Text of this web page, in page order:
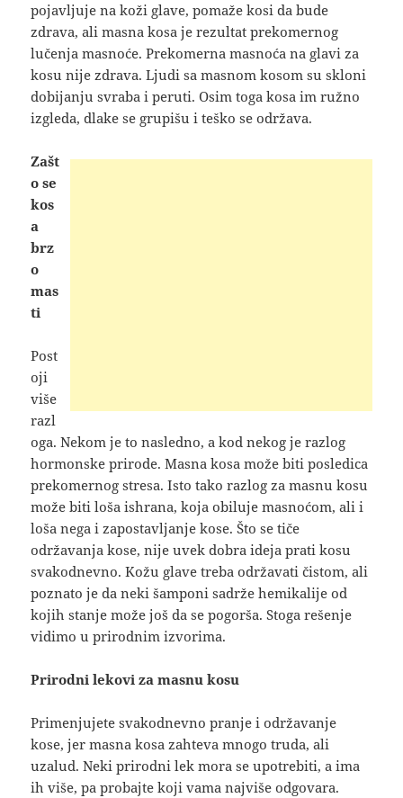
pojavljuje na koži glave, pomaže kosi da bude
zdrava, ali masna kosa je rezultat prekomernog
lučenja masnoće. Prekomerna masnoća na glavi za
kosu nije zdrava. Ljudi sa masnom kosom su skloni
dobijanju svraba i peruti. Osim toga kosa im ružno
izgleda, dlake se grupišu i teško se održava.
Zašt
o se
kos
a
brz
o
mas
ti
Post
oji
više
razl
oga. Nekom je to nasledno, a kod nekog je razlog
hormonske prirode. Masna kosa može biti posledica
prekomernog stresa. Isto tako razlog za masnu kosu
može biti loša ishrana, koja obiluje masnoćom, ali i
loša nega i zapostavljanje kose. Što se tiče
održavanja kose, nije uvek dobra ideja prati kosu
svakodnevno. Kožu glave treba održavati čistom, ali
poznato je da neki šamponi sadrže hemikalije od
kojih stanje može još da se pogorša. Stoga rešenje
vidimo u prirodnim izvorima.
Prirodni lekovi za masnu kosu
Primenjujete svakodnevno pranje i održavanje
kose, jer masna kosa zahteva mnogo truda, ali
uzalud. Neki prirodni lek mora se upotrebiti, a ima
ih više, pa probajte koji vama najviše odgovara.